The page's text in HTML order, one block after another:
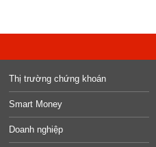
Thị trường chứng khoán
Smart Money
Doanh nghiệp